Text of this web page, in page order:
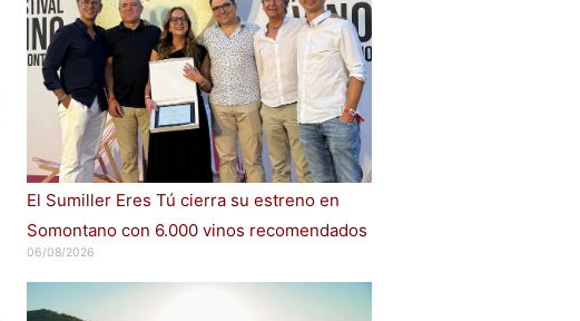
El Sumiller Eres Tú cierra su estreno en
Somontano con 6.000 vinos recomendados
06/08/2026